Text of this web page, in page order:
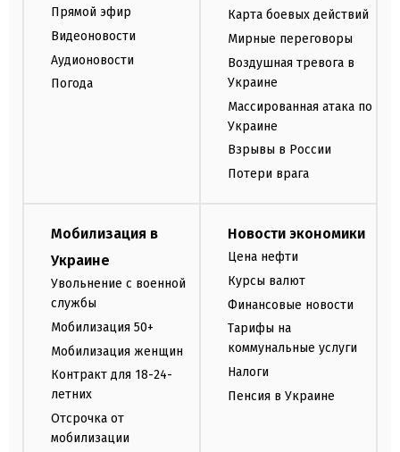
Прямой эфир
Видеоновости
Аудионовости
Погода
Карта боевых действий
Мирные переговоры
Воздушная тревога в
Украине
Массированная атака по
Украине
Взрывы в России
Потери врага
Мобилизация в
Украине
Увольнение с военной
службы
Мобилизация 50+
Мобилизация женщин
Контракт для 18-24-
летних
Отсрочка от
мобилизации
Новости экономики
Цена нефти
Курсы валют
Финансовые новости
Тарифы на
коммунальные услуги
Налоги
Пенсия в Украине